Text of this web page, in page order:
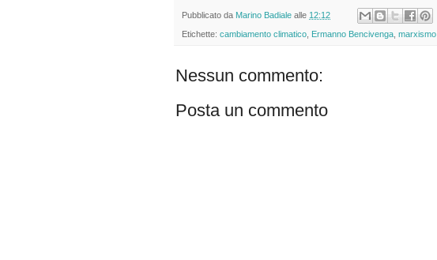
Pubblicato da Marino Badiale alle 12:12
Etichette: cambiamento climatico Ermanno Bencivenga marxismo
Nessun commento:
Posta un commento